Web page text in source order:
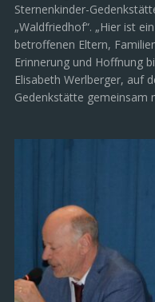
Sternenkinder-
„Waldfriedhof“. „Hier ist
betroffenen Eltern,
Erinnerung und Hoffnung
Elisabeth Werlberger, auf
Gedenkstätte gemeinsam